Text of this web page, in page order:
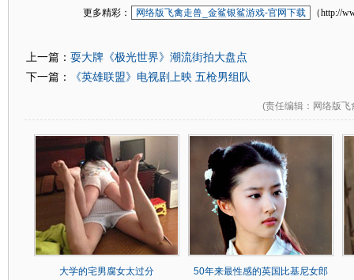
更多精彩： 网络版飞禽走兽_金鲨银鲨游戏-官网下载 （http://
上一篇： 耍大牌《极光世界》潮流街拍大盘点
下一篇： 《英雄联盟》电视剧上映 五枪男组队
(责任编辑 ：网络版
大学的宅男腐女太过分 50年来最性感的英国比基尼女郎